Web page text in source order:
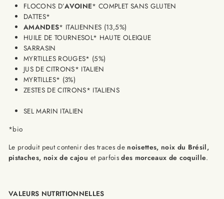
FLOCONS D’AVOINE* COMPLET SANS GLUTEN
DATTES*
AMANDES* ITALIENNES (13,5%)
HUILE DE TOURNESOL* HAUTE OLEIQUE
SARRASIN
MYRTILLES ROUGES* (5%)
JUS DE CITRONS* ITALIEN
MYRTILLES* (3%)
ZESTES DE CITRONS* ITALIENS
SEL MARIN ITALIEN
*bio
Le produit peut contenir des traces denoisettes, noix du Brésil,
pistaches, noix de cajou et parfoisdes morceaux de coquille.
VALEURS NUTRITIONNELLES